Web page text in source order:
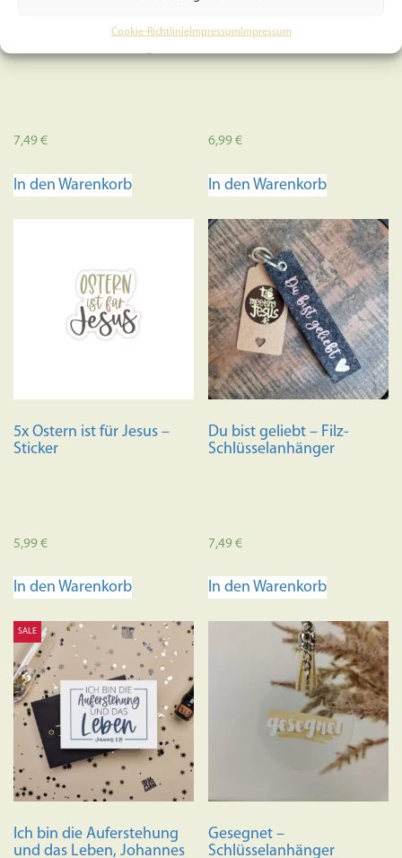
Cookie-RichtlinieImpressum Impressum
Ein Meisterwerk Gottes –
7,49€
In den Warenkorb
5x Psalm 46, 2 – Sticker
6,99€
In den Warenkorb
5x Ostern ist für Jesus –
Sticker
5,99€
In den Warenkorb
Du bist geliebt – Filz-
Schlüsselanhänger
7,49€
In den Warenkorb
SALE
Ich bin die Auferstehung
und das Leben, Johannes
Gesegnet –
Schlüsselanhänger